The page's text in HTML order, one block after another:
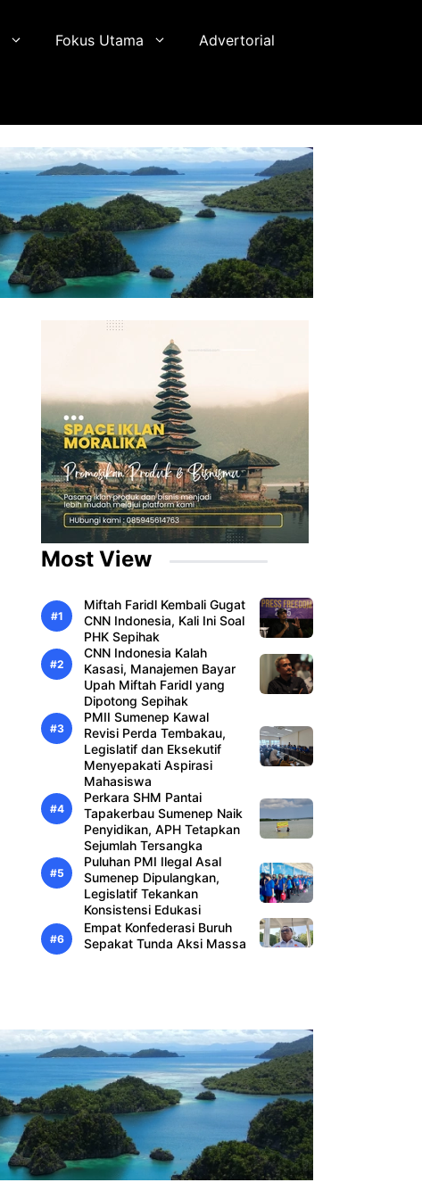
Fokus Utama Advertorial
Most View
Miftah Faridl Kembali Gugat
CNN Indonesia, Kali Ini Soal
PHK Sepihak
CNN Indonesia Kalah
Kasasi, Manajemen Bayar
Upah Miftah Faridl yang
Dipotong Sepihak
PMII Sumenep Kawal
Revisi Perda Tembakau,
Legislatif dan Eksekutif
Menyepakati Aspirasi
Mahasiswa
Perkara SHM Pantai
Tapakerbau Sumenep Naik
Penyidikan, APH Tetapkan
Sejumlah Tersangka
Puluhan PMI Ilegal Asal
Sumenep Dipulangkan,
Legislatif Tekankan
Konsistensi Edukasi
Empat Konfederasi Buruh
Sepakat Tunda Aksi Massa